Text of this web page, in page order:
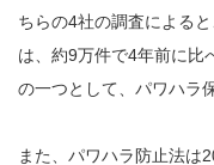
ちらの4社の調査による
は、約9万件で4年前に比
の一つとして、パワハラ
また、パワハラ防止法は